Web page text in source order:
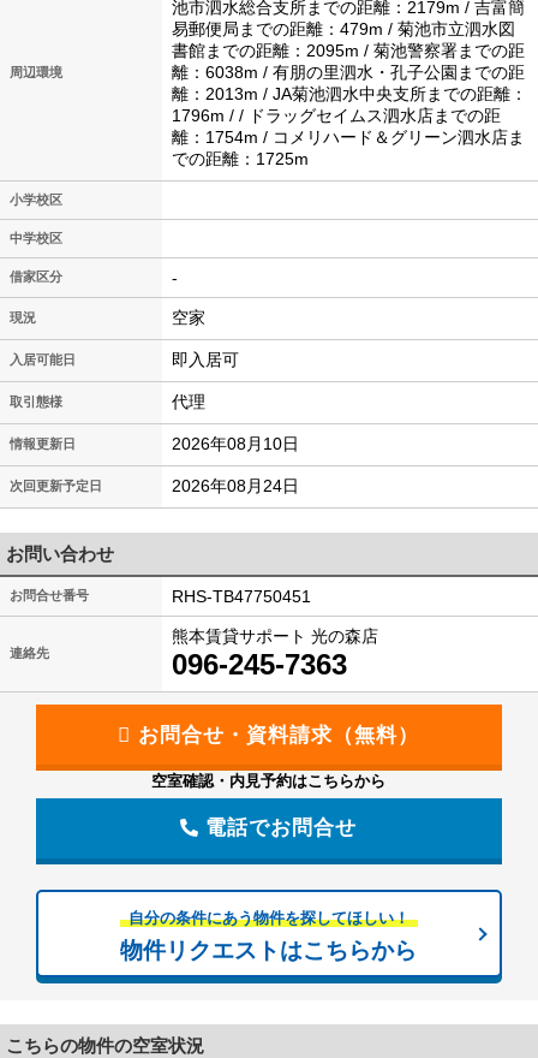
周辺環境
池市泗水総合支所までの距離：2179m / 吉富簡
易郵便局までの距離：479m / 菊池市立泗水図
書館までの距離：2095m / 菊池警察署までの距
離：6038m / 有朋の里泗水・孔子公園までの距
離：2013m / JA菊池泗水中央支所までの距離：
1796m / / ドラッグセイムス泗水店までの距
離：1754m / コメリハード＆グリーン泗水店ま
での距離：1725m
小学校区
中学校区
借家区分 -
現況 空家
入居可能日 即入居可
取引態様 代理
情報更新日 2026年08月10日
次回更新予定日 2026年08月24日
お問い合わせ
お問合せ番号 RHS-TB47750451
連絡先
熊本賃貸サポート 光の森店
096-245-7363
空室確認・内見予約はこちらから
電話でお問合せ
自分の条件にあう物件を探してほしい！
物件リクエストはこちらから
こちらの物件の空室状況